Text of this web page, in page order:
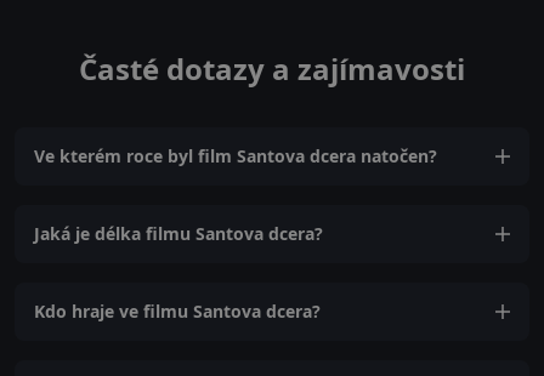
Časté dotazy a zajímavosti
Ve kterém roce byl film Santova dcera natočen?
Jaká je délka filmu Santova dcera?
Kdo hraje ve filmu Santova dcera?